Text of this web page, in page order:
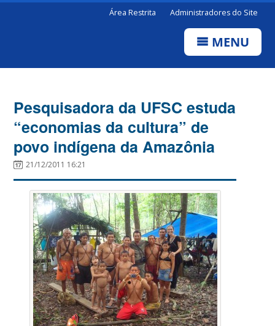
Área Restrita Administradores do Site
MENU
Pesquisadora da UFSC estuda
“economias da cultura” de
povo indígena da Amazônia
21/12/2011 16:21